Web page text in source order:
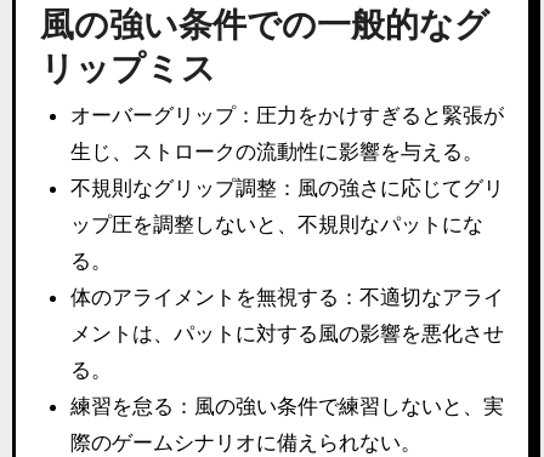
風の強い条件での一般的なグ
リップミス
オーバーグリップ：圧力をかけすぎると緊張が
生じ、ストロークの流動性に影響を与える。
不規則なグリップ調整：風の強さに応じてグリ
ップ圧を調整しないと、不規則なパットにな
る。
体のアライメントを無視する：不適切なアライ
メントは、パットに対する風の影響を悪化させ
る。
練習を怠る：風の強い条件で練習しないと、実
際のゲームシナリオに備えられない。